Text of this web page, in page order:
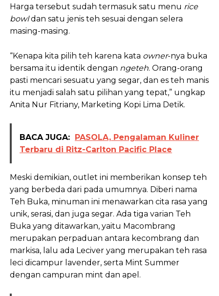
Harga tersebut sudah termasuk satu menu rice
bowldan satu jenis teh sesuai dengan selera
masing-masing.
“Kenapa kita pilih teh karena kata owner-nya buka
bersama itu identik dengan ngeteh. Orang-orang
pasti mencari sesuatu yang segar, dan es teh manis
itu menjadi salah satu pilihan yang tepat,” ungkap
Anita Nur Fitriany, Marketing Kopi Lima Detik.
BACA JUGA:
PASOLA, Pengalaman Kuliner
Terbaru di Ritz-Carlton Pacific Place
Meski demikian, outlet ini memberikan konsep teh
yang berbeda dari pada umumnya. Diberi nama
Teh Buka, minuman ini menawarkan cita rasa yang
unik, serasi, dan juga segar. Ada tiga varian Teh
Buka yang ditawarkan, yaitu Macombrang
merupakan perpaduan antara kecombrang dan
markisa, lalu ada Leciver yang merupakan teh rasa
leci dicampur lavender, serta Mint Summer
dengan campuran mint dan apel.